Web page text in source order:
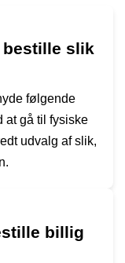
bestille slik
følgende
at gå til fysiske
udvalg af slik,
billig